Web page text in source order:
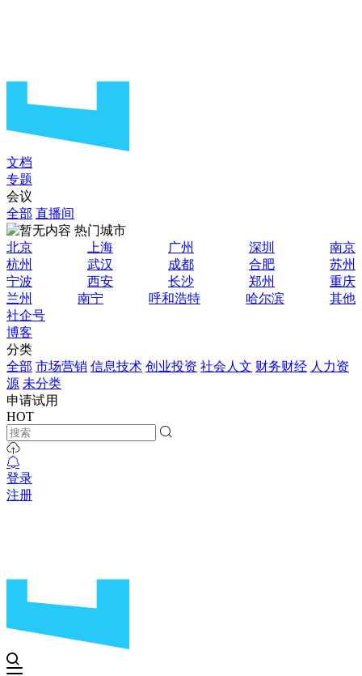
文档
专题
会议
全部 直播间
热门城市
北京
上海 广州 深圳
南京
杭州
武汉 成都 合肥
苏州
宁波
西安 长沙 郑州
重庆
兰州
南宁 呼和浩特 哈尔滨
其他
社企号
博客
分类
全部 市场营销 信息技术 创业投资 社会人文 财务财经 人力资
源 未分类
申请试用
HOT
登录
注册